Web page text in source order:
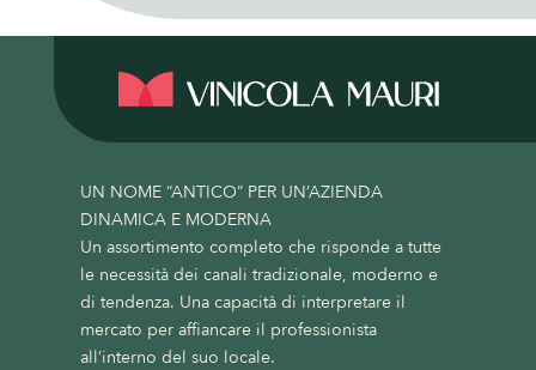
UN NOME “ANTICO” PER UN’AZIENDA
DINAMICA E MODERNA
Un assortimento completo che risponde a tutte
le necessità dei canali tradizionale, moderno e
di tendenza. Una capacità di interpretare il
mercato per affiancare il professionista
all’interno del suo locale.